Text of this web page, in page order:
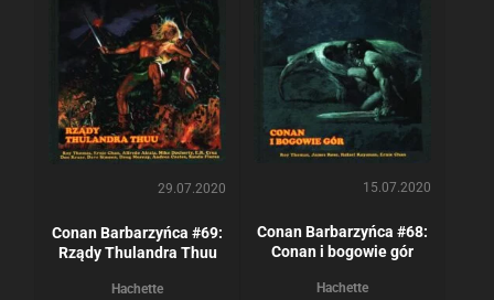
29.07.2020
Conan Barbarzyńca #69:
Rządy Thulandra Thuu
Hachette
15.07.2020
Conan Barbarzyńca #68:
Conan i bogowie gór
Hachette